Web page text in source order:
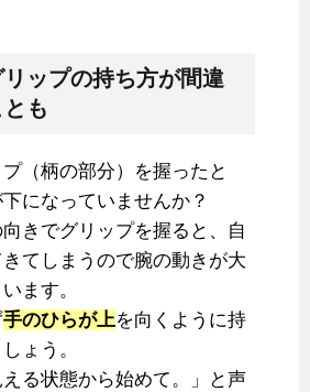
ップの持ち方が間違
も
（柄の部分）を握ったと
になっていませんか？
きでグリップを握ると、自
てしまうので腕の動きが大
ます。
手のひらが上を向くように持
ょう。
える状態から始めて。」と声